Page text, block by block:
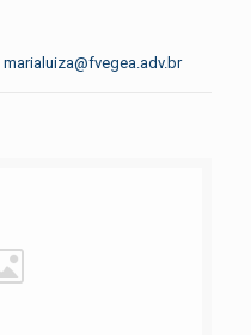
marialuiza@fvegea.adv.br